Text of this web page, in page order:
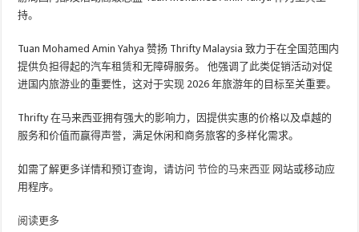
持。
Tuan Mohamed Amin Yahya 赞扬 Thrifty Malaysia 致力于在全国范围内
提供负担得起的汽车租赁和无障碍服务。 他强调了此类促销活动对促
进国内旅游业的重要性，这对于实现 2026 年旅游年的目标至关重要。
Thrifty 在马来西亚拥有强大的影响力，因提供实惠的价格以及卓越的
服务和价值而赢得声誉，满足休闲和商务旅客的多样化需求。
如需了解更多详情和预订查询，请访问节俭的马来西亚 网站或移动应
用程序。
阅读更多